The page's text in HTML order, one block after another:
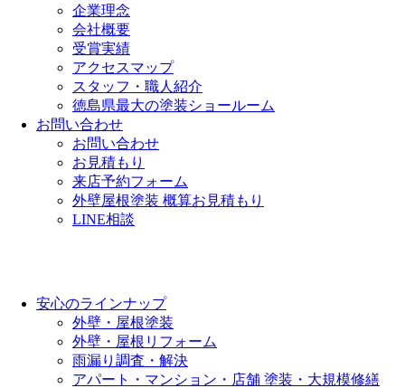
企業理念
会社概要
受賞実績
アクセスマップ
スタッフ・職人紹介
徳島県最大の塗装ショールーム
お問い合わせ
お問い合わせ
お見積もり
来店予約フォーム
外壁屋根塗装 概算お見積もり
LINE相談
安心のラインナップ
外壁・屋根塗装
外壁・屋根リフォーム
雨漏り調査・解決
アパート・マンション・店舗 塗装・大規模修繕